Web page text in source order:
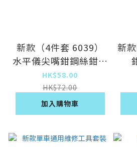
新款（4件套 6039）
水平儀尖嘴鉗鋼絲鉗六
角扳手家用組合套裝
HK$58.00
HK$72.00
加入購物車
新